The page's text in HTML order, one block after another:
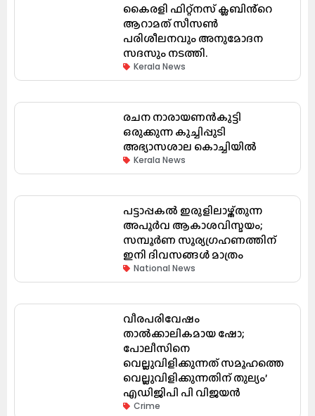
കൈരളി ഫിറ്റ്നസ് ക്ലബിൻ്റെ
ആറാമത് സീസൺ
പരിശീലനവും അനുമോദന
സദസും നടത്തി.
Kerala News
രചന നാരായണൻകുട്ടി
ഒരുക്കുന്ന കുച്ചിപ്പുടി
അഭ്യാസശാല കൊച്ചിയിൽ
Kerala News
പട്ടാപ്പകൽ ഇരുളിലാഴ്ത്തുന്ന
അപൂർവ ആകാശവിസ്മയം;
സമ്പൂർണ സൂര്യഗ്രഹണത്തിന്
ഇനി ദിവസങ്ങൾ മാത്രം
National News
വീരപരിവേഷം
താൽക്കാലികമായ ഷോ;
പോലീസിനെ
വെല്ലുവിളിക്കുന്നത് സമൂഹത്തെ
വെല്ലുവിളിക്കുന്നതിന് തുല്യം’
എഡിജിപി പി വിജയൻ
Crime